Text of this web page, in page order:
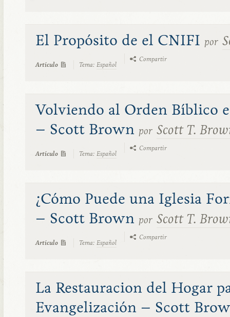
El Propósito de el CNIFI por
Artículo Tema: Español
Compartir
Volviendo al Orden Bíblico
– Scott Brown por Scott T.
Artículo Tema: Español
Compartir
¿Cómo Puede una Iglesia
– Scott Brown por Scott T.
Artículo Tema: Español
Compartir
La Restauracion del Hogar
Evangelización – Scott